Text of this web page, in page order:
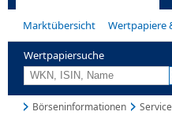
Marktübersicht Wertpapiere
Wertpapiersuche
Börseninformationen Service